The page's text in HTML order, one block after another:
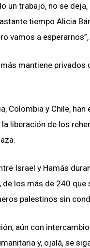
un trabajo, no se
tiempo Alicia
vamos a
mantiene
Colombia y Chile,
liberación de los
Israel y Hamás
los más de 240
palestinos sin
aún con
y, ojalá, se